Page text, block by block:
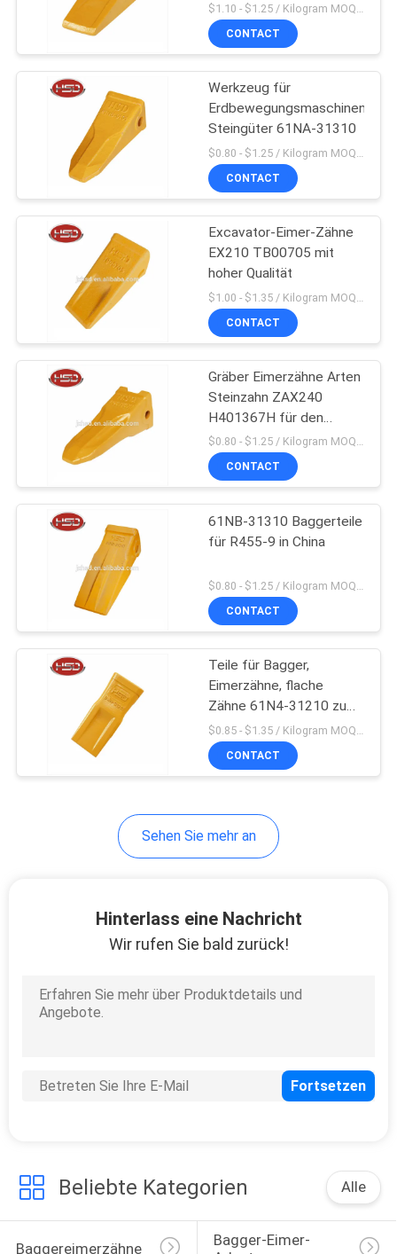
Öldichtungs-
Ausrüstung
Automatische
Schmierpresse
Bagger-Spare-Teile
Bagger Bucket Parts
Parts
Bagger Engine Parts
9
$1.10 - $1.25 / Kilogram MOQ:100 Kilogramm/Kilogramm
CONTACT
Werkzeug für
Erdbewegungsmaschinen,
Steingüter 61NA-31310
CONTACT
Excavator-Eimer-Zähne
EX210 TB00705 mit
hoher Qualität
CONTACT
Gräber Eimerzähne Arten
Steinzahn ZAX240
H401367H für den
Großhandel
$0.80 - $1.25 / Kilogram MOQ:100 Kilogramm/Kilogramm
CONTACT
61NB-31310 Baggerteile
für R455-9 in China
$0.80 - $1.25 / Kilogram MOQ:100 Kilogramm/Kilogramm
CONTACT
Teile für Bagger,
Eimerzähne, flache
Zähne 61N4-31210 zum
Großhandel
CONTACT
Sehen Sie mehr an
Hinterlass eine Nachricht
Wir rufen Sie bald zurück!
Beliebte Kategorien Alle
Baggereimerzähne
Bagger-Eimer-